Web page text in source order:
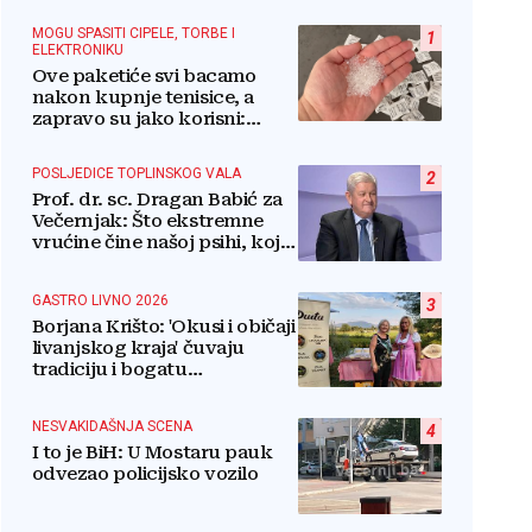
1
MOGU SPASITI CIPELE, TORBE I
ELEKTRONIKU
Ove paketiće svi bacamo
nakon kupnje tenisice, a
zapravo su jako korisni:
2
POSLJEDICE TOPLINSKOG VALA
Prof. dr. sc. Dragan Babić za
Večernjak: Što ekstremne
vrućine čine našoj psihi, koje
3
GASTRO LIVNO 2026
Borjana Krišto: 'Okusi i običaji
livanjskog kraja' čuvaju
tradiciju i bogatu
4
NESVAKIDAŠNJA SCENA
I to je BiH: U Mostaru pauk
odvezao policijsko vozilo